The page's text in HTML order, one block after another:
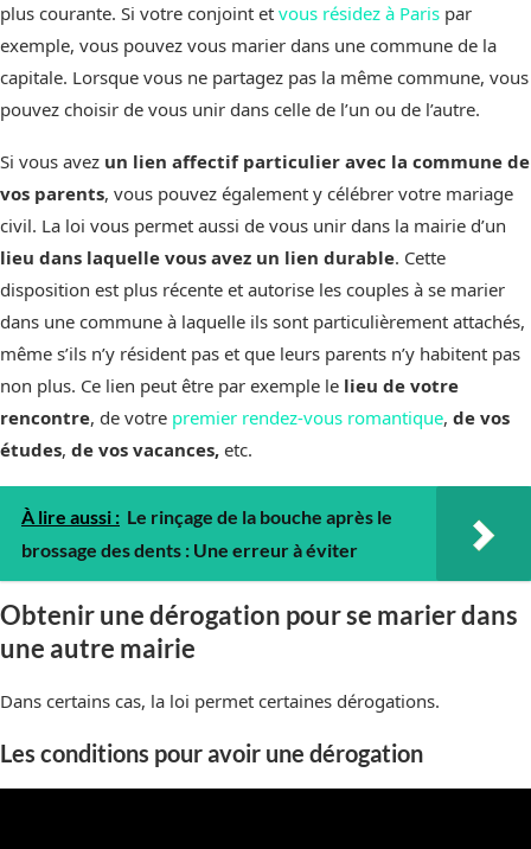
plus courante. Si votre conjoint et vous résidez à Paris par
exemple, vous pouvez vous marier dans une commune de la
capitale. Lorsque vous ne partagez pas la même commune, vous
pouvez choisir de vous unir dans celle de l’un ou de l’autre.
Si vous avez un lien affectif particulier avec la commune de
vos parents, vous pouvez également y célébrer votre mariage
civil. La loi vous permet aussi de vous unir dans la mairie d’un
lieu dans laquelle vous avez un lien durable. Cette
disposition est plus récente et autorise les couples à se marier
dans une commune à laquelle ils sont particulièrement attachés,
même s’ils n’y résident pas et que leurs parents n’y habitent pas
non plus. Ce lien peut être par exemple le lieu de votre
rencontre, de votre premier rendez-vous romantique, de vos
études, de vos vacances, etc.
À lire aussi : Le rinçage de la bouche après le
brossage des dents : Une erreur à éviter
Obtenir une dérogation pour se marier dans
une autre mairie
Dans certains cas, la loi permet certaines dérogations.
Les conditions pour avoir une dérogation